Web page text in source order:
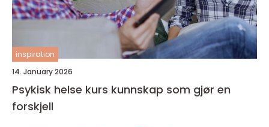
inspiration
14. January 2026
Psykisk helse kurs kunnskap som gjør en
forskjell